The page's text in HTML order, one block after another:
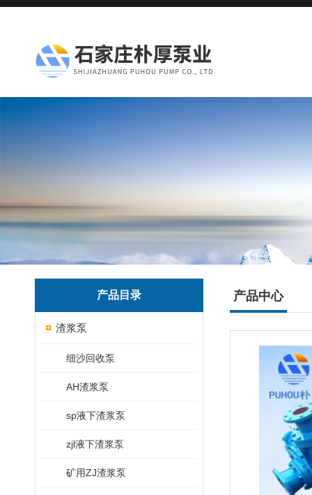
产品目录
渣浆泵
细沙回收泵
AH渣浆泵
sp液下渣浆泵
zjl液下渣浆泵
矿用ZJ渣浆泵
产品中心